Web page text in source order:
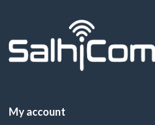
My account